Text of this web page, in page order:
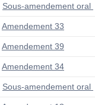
Sous-amendement oral
Amendement 33
Amendement 39
Amendement 34
Sous-amendement oral